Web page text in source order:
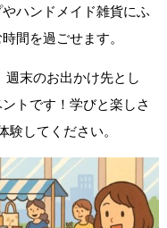
ハンドメイド雑貨にふ
間を過ごせます。
末のお出かけ先とし
トです！学びと楽しさ
験してください。